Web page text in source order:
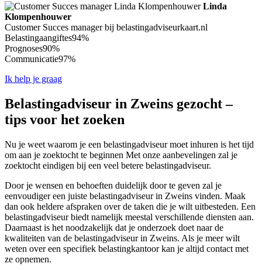
Linda
Klompenhouwer
Customer Succes manager bij belastingadviseurkaart.nl
Belastingaangiftes94%
Prognoses90%
Communicatie97%
Ik help je graag
Belastingadviseur in Zweins gezocht –
tips voor het zoeken
Nu je weet waarom je een belastingadviseur moet inhuren is het tijd
om aan je zoektocht te beginnen Met onze aanbevelingen zal je
zoektocht eindigen bij een veel betere belastingadviseur.
Door je wensen en behoeften duidelijk door te geven zal je
eenvoudiger een juiste belastingadviseur in Zweins vinden. Maak
dan ook heldere afspraken over de taken die je wilt uitbesteden. Een
belastingadviseur biedt namelijk meestal verschillende diensten aan.
Daarnaast is het noodzakelijk dat je onderzoek doet naar de
kwaliteiten van de belastingadviseur in Zweins. Als je meer wilt
weten over een specifiek belastingkantoor kan je altijd contact met
ze opnemen.